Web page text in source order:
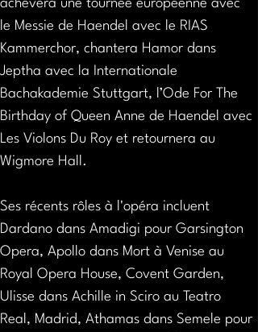
achèvera une tournée européenne avec
le Messie de Haendel avec le RIAS
Kammerchor, chantera Hamor dans
Jeptha avec la Internationale
Bachakademie Stuttgart, l’Ode For The
Birthday of Queen Anne de Haendel avec
Les Violons Du Roy et retournera au
Wigmore Hall.
Ses récents rôles à l'opéra incluent
Dardano dans Amadigi pour Garsington
Opera, Apollo dans Mort à Venise au
Royal Opera House, Covent Garden,
Ulisse dans Achille in Sciro au Teatro
Real, Madrid, Athamas dans Semele pour